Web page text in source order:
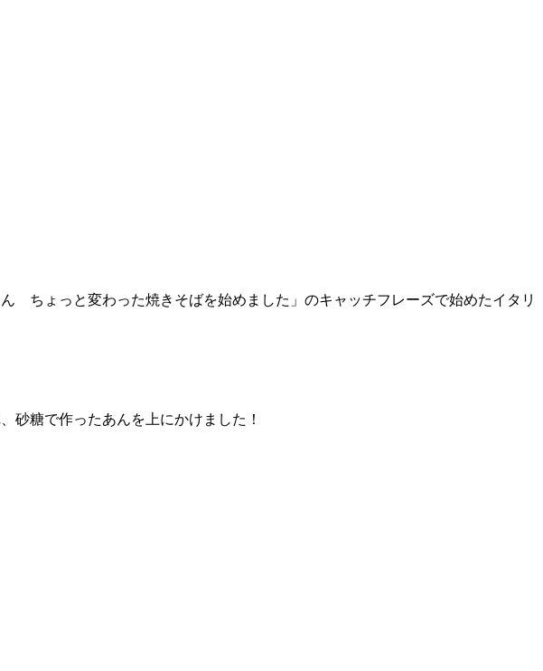
ちょっと変わった焼きそばを始めました」のキャッチフレーズで始めたイタリ
砂糖で作ったあんを上にかけました！